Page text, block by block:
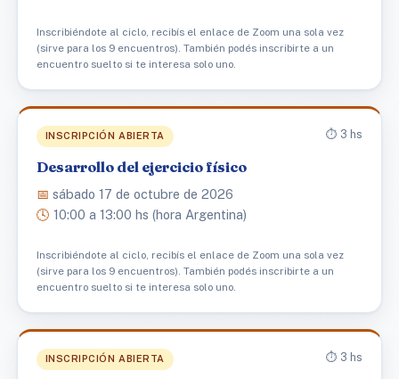
Inscribiéndote al ciclo, recibís el enlace de Zoom una sola vez
(sirve para los 9 encuentros). También podés inscribirte a un
encuentro suelto si te interesa solo uno.
INSCRIPCIÓN ABIERTA ⏱️ 3 hs
Desarrollo del ejercicio físico
📅 sábado 17 de octubre de 2026
🕓 10:00 a 13:00 hs (hora Argentina)
Inscribiéndote al ciclo, recibís el enlace de Zoom una sola vez
(sirve para los 9 encuentros). También podés inscribirte a un
encuentro suelto si te interesa solo uno.
INSCRIPCIÓN ABIERTA ⏱️ 3 hs